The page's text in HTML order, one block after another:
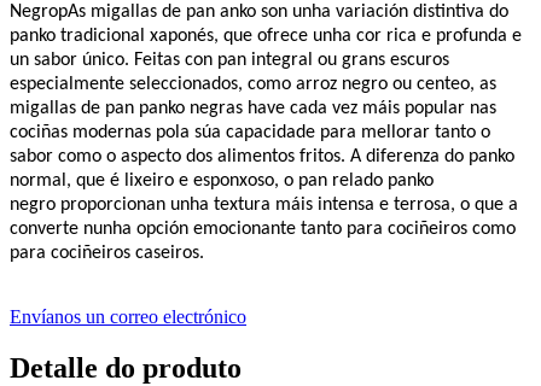
NegropAs migallas de pan anko son unha variación distintiva do
panko tradicional xaponés, que ofrece unha cor rica e profunda e
un sabor único. Feitas con pan integral ou grans escuros
especialmente seleccionados, como arroz negro ou centeo, as
migallas de pan panko negras have cada vez máis popular nas
cociñas modernas pola súa capacidade para mellorar tanto o
sabor como o aspecto dos alimentos fritos. A diferenza do panko
normal, que é lixeiro e esponxoso, o pan relado panko
negro proporcionan unha textura máis intensa e terrosa, o que a
converte nunha opción emocionante tanto para cociñeiros como
para cociñeiros caseiros.
Envíanos un correo electrónico
Detalle do produto